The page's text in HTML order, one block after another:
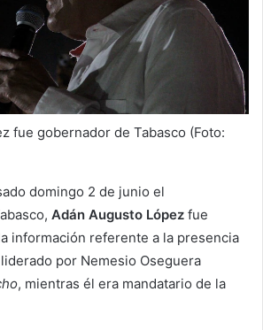
fue gobernador de Tabasco (Foto:
domingo 2 de junio el
Adán Augusto López fue
información referente a la presencia
por Nemesio Oseguera
, mientras él era mandatario de la